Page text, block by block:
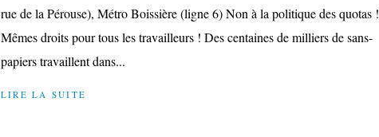
rue de la Pérouse), Métro Boissière (ligne 6) Non à la politique des quotas !
Mêmes droits pour tous les travailleurs ! Des centaines de milliers de sans-
papiers travaillent dans...
LIRE LA SUITE